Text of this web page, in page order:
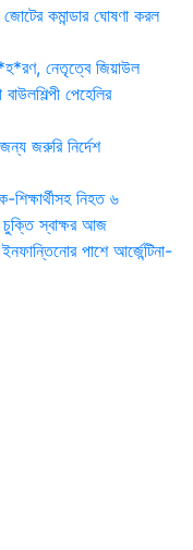
জোটের কমান্ডার ঘোষণা করল
নেতৃত্বে জিয়াউল
পেহেলির
জরুরি নির্দেশ
শিক্ষার্থীসহ নিহত ৬
চুক্তি স্বাক্ষর আজ
পাশে আর্জেন্টিনা-